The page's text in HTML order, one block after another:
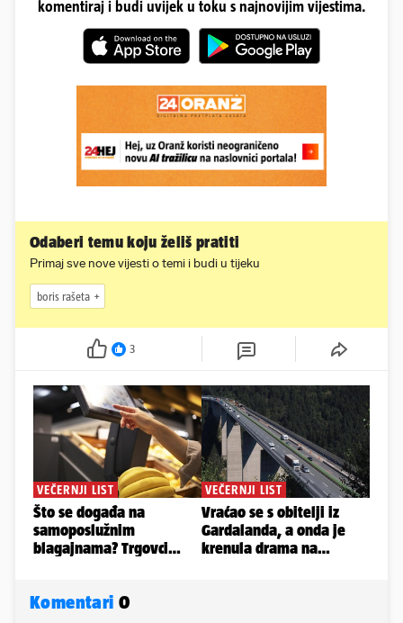
komentiraj i budi uvijek u toku s najnovijim vijestima.
Odaberi temu koju želiš pratiti
Primaj sve nove vijesti o temi i budi u tijeku
boris rašeta
3
Komentari 0